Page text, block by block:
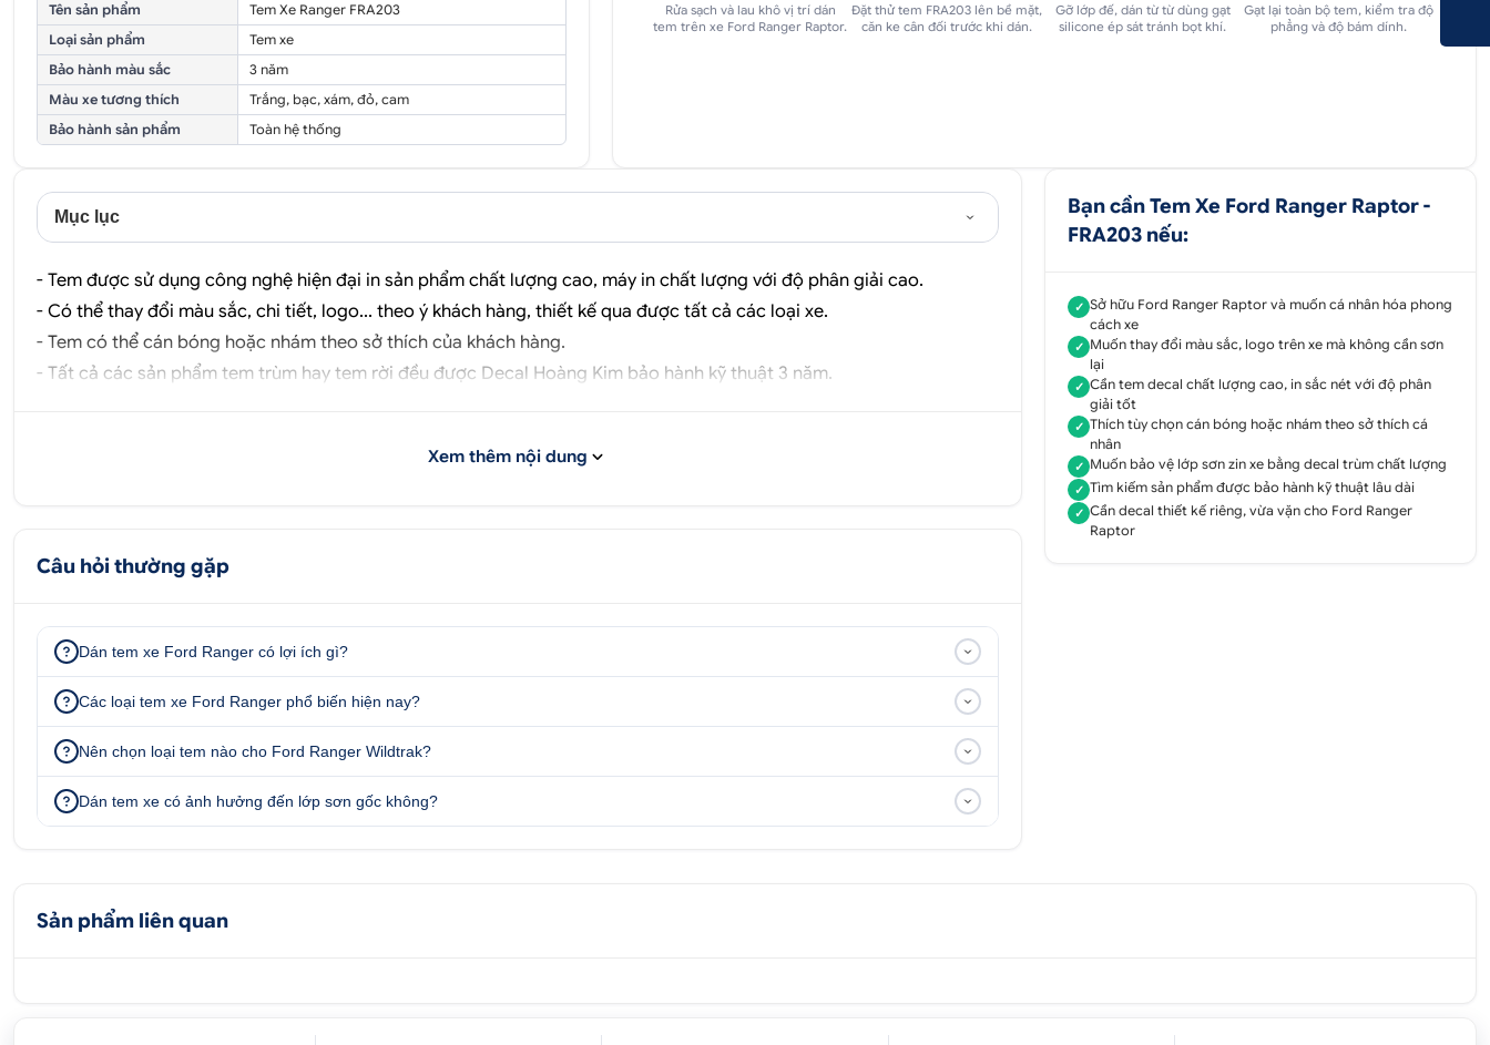
Tên sản phẩm
Tem Xe Ranger FRA203
Loại sản phẩm
Tem xe
Bảo hành màu sắc
3 năm
Màu xe tương thích
Trắng, bạc, xám, đỏ, cam
Bảo hành sản phẩm
Toàn hệ thống
Rửa sạch và lau khô vị trí dán
tem trên xe Ford Ranger Raptor.
Đặt thử tem FRA203 lên bề mặt,
căn ke cân đối trước khi dán.
Gỡ lớp đế, dán từ từ dùng gạt
silicone ép sát tránh bọt khí.
Gạt lại toàn bộ tem, kiểm tra độ
phẳng và độ bám dính.
Mục lục
- Tem được sử dụng công nghệ hiện đại in sản phẩm chất lượng cao, máy in chất lượng với độ phân giải cao.
- Có thể thay đổi màu sắc, chi tiết, logo... theo ý khách hàng, thiết kế qua được tất cả các loại xe.
- Tem có thể cán bóng hoặc nhám theo sở thích của khách hàng.
- Tất cả các sản phẩm tem trùm hay tem rời đều được Decal Hoàng Kim bảo hành kỹ thuật 3 năm.
Xem thêm nội dung
Câu hỏi thường gặp
Dán tem xe Ford Ranger có lợi ích gì?
Các loại tem xe Ford Ranger phổ biến hiện nay?
Nên chọn loại tem nào cho Ford Ranger Wildtrak?
Dán tem xe có ảnh hưởng đến lớp sơn gốc không?
Bạn cần Tem Xe Ford Ranger Raptor -
FRA203 nếu:
✓ Sở hữu Ford Ranger Raptor và muốn cá nhân hóa phong
cách xe
✓ Muốn thay đổi màu sắc, logo trên xe mà không cần sơn
lại
✓ Cần tem decal chất lượng cao, in sắc nét với độ phân
giải tốt
✓ Thích tùy chọn cán bóng hoặc nhám theo sở thích cá
nhân
✓ Muốn bảo vệ lớp sơn zin xe bằng decal trùm chất lượng
✓ Tìm kiếm sản phẩm được bảo hành kỹ thuật lâu dài
✓ Cần decal thiết kế riêng, vừa vặn cho Ford Ranger
Raptor
Sản phẩm liên quan